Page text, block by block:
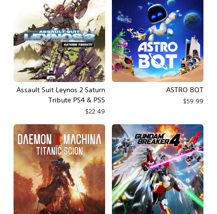
ASTRO BOT
$59.99
Assault Suit Leynos 2 Saturn
Tribute PS4 & PS5
$22.49